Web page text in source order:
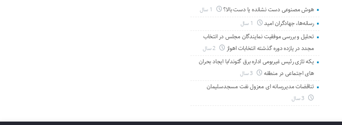
هوش مصنوعی دست نشانده یا دست بالا؟
رسانه‌ها، جهادگران امید
تحلیل و بررسی موفقیت نمایندگان مجلس در انتخاب
مجدد در یازده دوره گذشته انتخابات اهواز
یکه تازی رئیس غیربومی اداره برق گتوند/با ایجاد بحران
های اجتماعی در منطقه
تناقضات مدیررسانه ای معزول نفت مسجدسلیمان